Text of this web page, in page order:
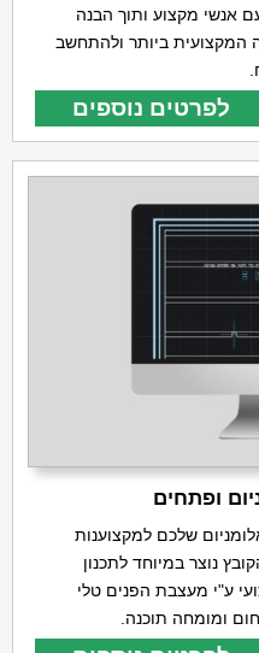
אנשי מקצוע ותוך הבנה
המקצועית ביותר ולהתחשב
לפרטים נוספים
שלכם למקצוענות
נוצר במיוחד לתכנון
ע"י מעצבת הפנים טלי
ומומחה תוכנה.